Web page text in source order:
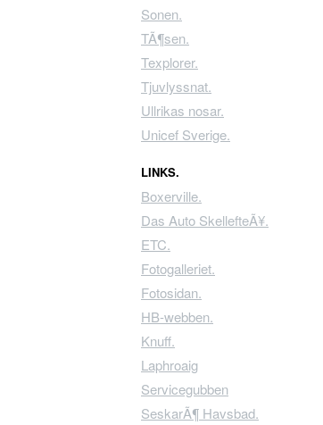
Sonen.
TÃ¶sen.
Texplorer.
Tjuvlyssnat.
Ullrikas nosar.
Unicef Sverige.
LINKS.
Boxerville.
Das Auto SkellefteÃ¥.
ETC.
Fotogalleriet.
Fotosidan.
HB-webben.
Knuff.
Laphroaig
Servicegubben
SeskarÃ¶ Havsbad.